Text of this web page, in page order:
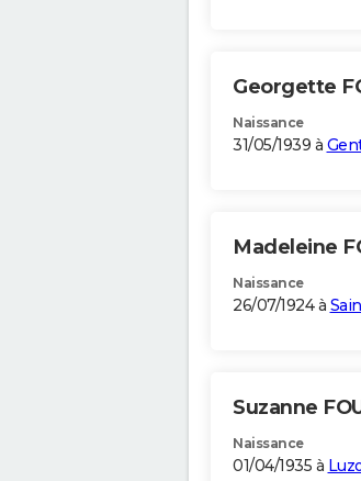
Georgette
Naissance
31/05/1939 à
Madeleine
Naissance
26/07/1924 à
Suzanne
Naissance
01/04/1935 à